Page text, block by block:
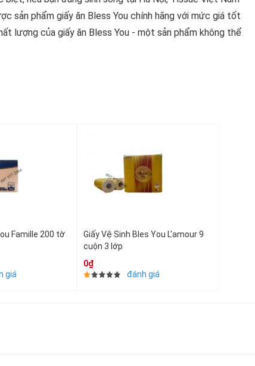
sản phẩm giấy ăn Bless You chính hãng với mức giá tốt
lượng của giấy ăn Bless You - một sản phẩm không thể
Famille 200 tờ
giá
Giấy Vệ Sinh Bles You L'amour 9
cuộn 3 lớp
0₫
đánh giá